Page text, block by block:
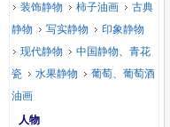
装饰静物
柿子油画
古典
静物
写实静物
印象静物
现代静物
中国静物、青花
瓷
水果静物
葡萄、葡萄酒
油画
人物